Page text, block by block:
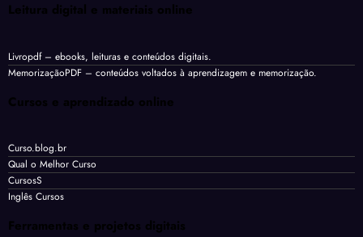
Leitura digital e materiais online
Livropdf– ebooks, leituras e conteúdos digitais.
MemorizaçãoPDF – conteúdos voltados à aprendizagem e memorização.
Cursos e aprendizado online
Curso.blog.br
Qual o Melhor Curso
CursosS
Inglês Cursos
Ferramentas e projetos digitais